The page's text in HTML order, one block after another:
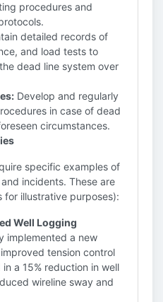
procedures and
detailed records of
and load tests to
dead line system over
Develop and regularly
in case of dead
circumstances.
specific examples of
incidents. These are
for illustrative purposes):
Well Logging
implemented a new
tension control
a 15% reduction in well
wireline sway and